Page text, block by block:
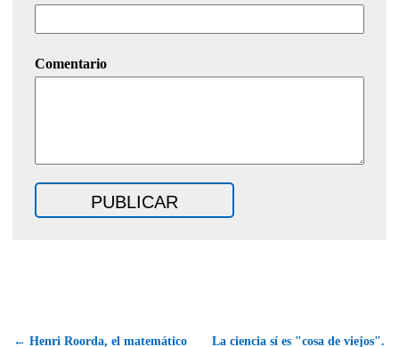
Comentario
← Henri Roorda, el matemático La ciencia sí es "cosa de viejos".